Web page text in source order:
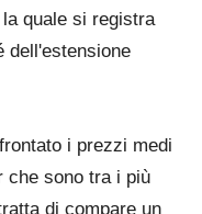
quale si registra
dell'estensione
i prezzi medi
che sono tra i più
di compare un